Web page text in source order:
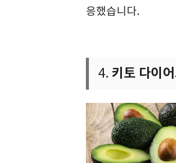
응했습니다.
4. 키토 다이